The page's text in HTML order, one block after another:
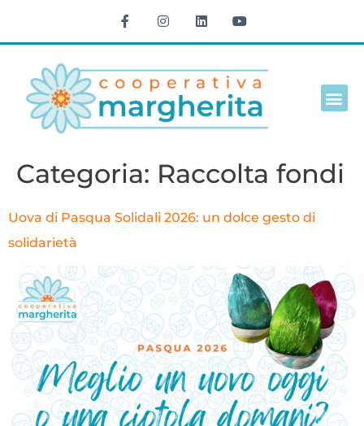
Categoria: Raccolta fondi
Uova di Pasqua Solidali 2026: un dolce gesto di
solidarietà